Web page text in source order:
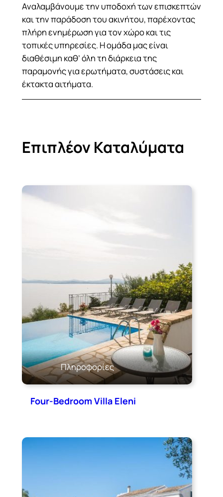
Αναλαμβάνουμε την υποδοχή των επισκεπτών
και την παράδοση του ακινήτου, παρέχοντας
πλήρη ενημέρωση για τον χώρο και τις
τοπικές υπηρεσίες. Η ομάδα μας είναι
διαθέσιμη καθ’ όλη τη διάρκεια της
παραμονής για ερωτήματα, συστάσεις και
έκτακτα αιτήματα.
Επιπλέον Καταλύματα
Πληροφορίες
Four-Bedroom Villa Eleni